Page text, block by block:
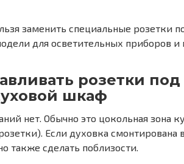
заменить специальные розетки
для осветительных приборов и
розетки
шкаф
нет. Обычно это цокольная зона
Если духовка смонтирована
также сделать поблизости.